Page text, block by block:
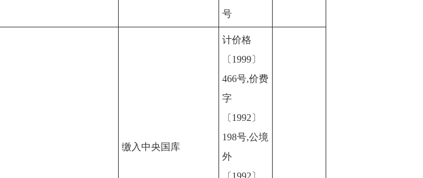
号
缴入中央国库
计价格
〔1999〕
466号,价费
字
〔1992〕
198号,公境
外
〔1992〕